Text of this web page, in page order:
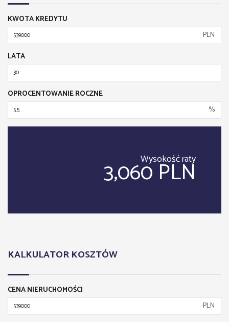
KWOTA KREDYTU
PLN
LATA
OPROCENTOWANIE ROCZNE
%
Wysokość raty
3,060 PLN
KALKULATOR KOSZTÓW
CENA NIERUCHOMOŚCI
PLN